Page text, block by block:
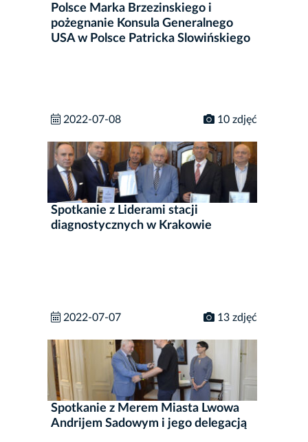
Polsce Marka Brzezinskiego i
pożegnanie Konsula Generalnego
USA w Polsce Patricka Slowińskiego
2022-07-08 10 zdjęć
Spotkanie z Liderami stacji
diagnostycznych w Krakowie
2022-07-07 13 zdjęć
Spotkanie z Merem Miasta Lwowa
Andrijem Sadowym i jego delegacją